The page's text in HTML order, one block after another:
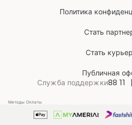
Политика
Стать
Стать
Публичная
Служба поддержки88 11
Методы Оплаты